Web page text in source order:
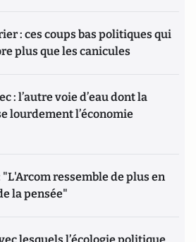
: ces coups bas politiques qui
plus que les canicules
: l’autre voie d’eau dont la
lourdement l’économie
ressemble de plus en
la pensée"